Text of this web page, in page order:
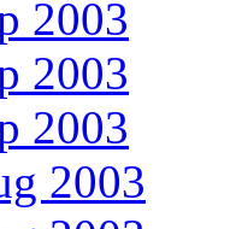
2003
2003
2003
2003